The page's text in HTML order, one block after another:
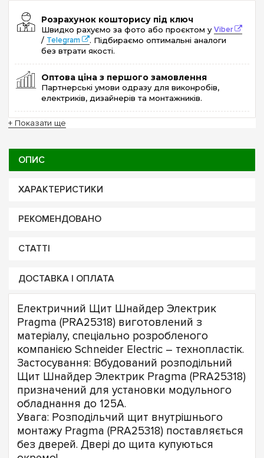
Розрахунок кошторису під ключ
Швидко рахуємо за фото або проєктом уViber
/ Telegram
. Підбираємо оптимальні аналоги
без втрати якості.
Оптова ціна з першого замовлення
Партнерські умови одразу для виконробів,
електриків, дизайнерів та монтажників.
+ Показати ще
ОПИС
ХАРАКТЕРИСТИКИ
РЕКОМЕНДОВАНО
СТАТТІ
ДОСТАВКА І ОПЛАТА
Електричний Щит Шнайдер Электрик
Pragma (PRA25318) виготовлений з
матеріалу, спеціально розробленого
компанією Schneider Electric – технопластік.
Застосування: Вбудований розподільний
Щит Шнайдер Электрик Pragma (PRA25318)
призначений для установки модульного
обладнання до 125А.
Увага: Розподільчий щит внутрішнього
монтажу Pragma (PRA25318) поставляється
без дверей. Двері до щита купуються